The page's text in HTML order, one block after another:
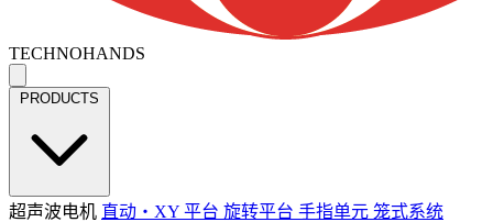
TECHNOHANDS
PRODUCTS
超声波电机 直动・XY 平台 旋转平台 手指单元 笼式系统